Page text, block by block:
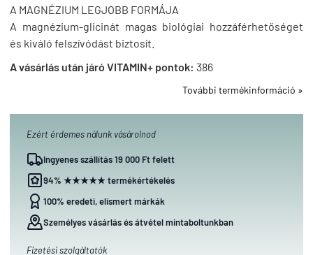
A MAGNÉZIUM LEGJOBB FORMÁJA
A magnézium-glicinát magas biológiai hozzáférhetőséget
és kiváló felszívódást biztosít.
A vásárlás után járó VITAMIN+ pontok: 386
További termékinformáció »
Ezért érdemes nálunk vásárolnod
Ingyenes szállítás 19 000 Ft felett
94% ★★★★★ termékértékelés
100% eredeti, elismert márkák
Személyes vásárlás és átvétel mintaboltunkban
Fizetési szolgáltatók